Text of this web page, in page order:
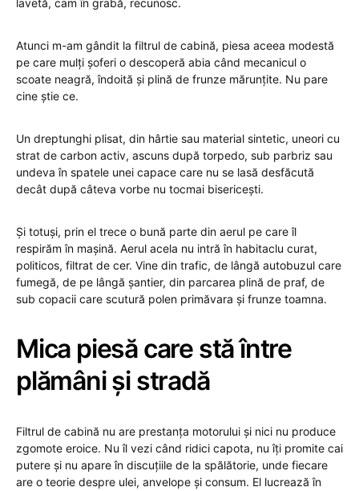
lavetă, cam în grabă, recunosc.
Atunci m-am gândit la filtrul de cabină, piesa aceea modestă
pe care mulți șoferi o descoperă abia când mecanicul o
scoate neagră, îndoită și plină de frunze mărunțite. Nu pare
cine știe ce.
Un dreptunghi plisat, din hârtie sau material sintetic, uneori cu
strat de carbon activ, ascuns după torpedo, sub parbriz sau
undeva în spatele unei capace care nu se lasă desfăcută
decât după câteva vorbe nu tocmai bisericești.
Și totuși, prin el trece o bună parte din aerul pe care îl
respirăm în mașină. Aerul acela nu intră în habitaclu curat,
politicos, filtrat de cer. Vine din trafic, de lângă autobuzul care
fumegă, de pe lângă șantier, din parcarea plină de praf, de
sub copacii care scutură polen primăvara și frunze toamna.
Mica piesă care stă între
plămâni și stradă
Filtrul de cabină nu are prestanța motorului și nici nu produce
zgomote eroice. Nu îl vezi când ridici capota, nu îți promite cai
putere și nu apare în discuțiile de la spălătorie, unde fiecare
are o teorie despre ulei, anvelope și consum. El lucrează în